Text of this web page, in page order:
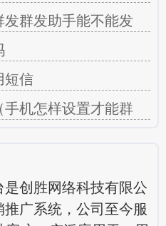
群发助手能不能发
短信
机怎样设置才能群
创胜网络科技有限公
广系统，公司至今服